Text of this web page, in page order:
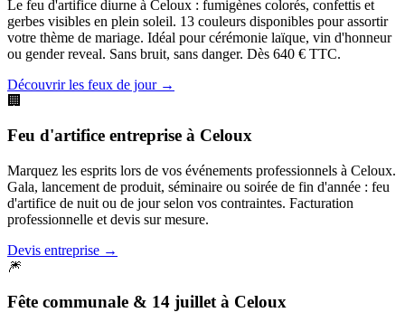
Le feu d'artifice diurne à Celoux : fumigènes colorés, confettis et
gerbes visibles en plein soleil. 13 couleurs disponibles pour assortir
votre thème de mariage. Idéal pour cérémonie laïque, vin d'honneur
ou gender reveal. Sans bruit, sans danger. Dès 640 € TTC.
Découvrir les feux de jour→
🏢
Feu d'artifice entreprise à Celoux
Marquez les esprits lors de vos événements professionnels à Celoux.
Gala, lancement de produit, séminaire ou soirée de fin d'année : feu
d'artifice de nuit ou de jour selon vos contraintes. Facturation
professionnelle et devis sur mesure.
Devis entreprise →
🎆
Fête communale & 14 juillet à Celoux